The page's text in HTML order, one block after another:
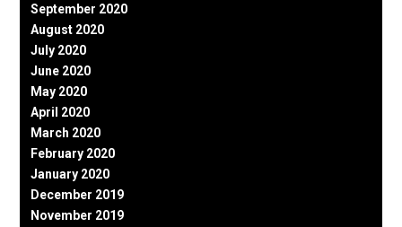
September 2020
August 2020
July 2020
June 2020
May 2020
April 2020
March 2020
February 2020
January 2020
December 2019
November 2019